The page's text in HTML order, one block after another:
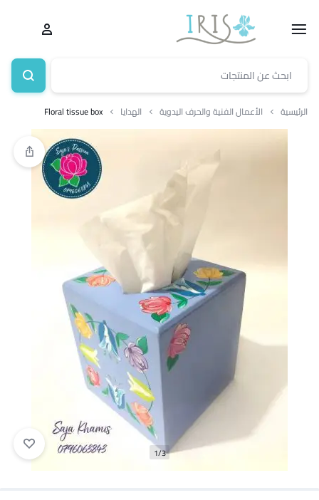
الرئيسية الأعمال الفنية والحرف اليدوية الهدايا Floral tissue box
1/3